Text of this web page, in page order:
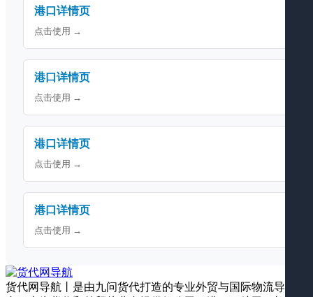
港口详情页
点击使用 →
港口详情页
点击使用 →
港口详情页
点击使用 →
港口详情页
点击使用 →
货代网导航丨是由九问货代打造的专业外贸与国际物流导航平